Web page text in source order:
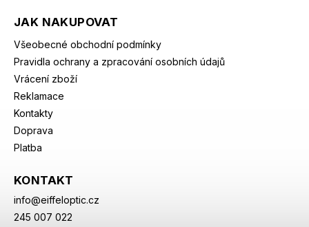
JAK NAKUPOVAT
Všeobecné obchodní podmínky
Pravidla ochrany a zpracování osobních údajů
Vrácení zboží
Reklamace
Kontakty
Doprava
Platba
KONTAKT
info@eiffeloptic.cz
245 007 022